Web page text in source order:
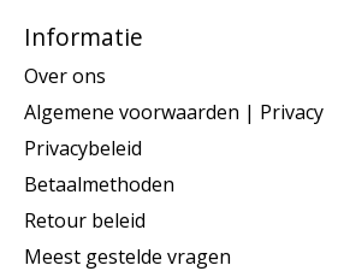
Informatie
Over ons
Algemene voorwaarden | Privacy
Privacybeleid
Betaalmethoden
Retour beleid
Meest gestelde vragen